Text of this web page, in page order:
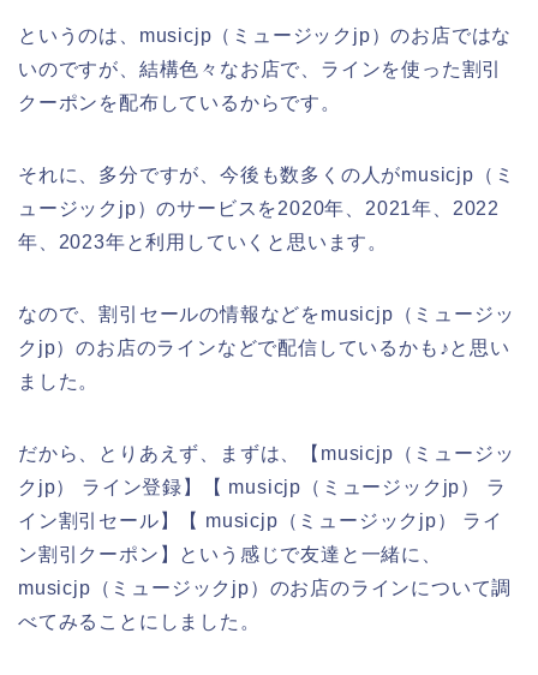
というのは、musicjp（ミュージックjp）のお店ではな
いのですが、結構色々なお店で、ラインを使った割引
クーポンを配布しているからです。
それに、多分ですが、今後も数多くの人がmusicjp（ミ
ュージックjp）のサービスを2020年、2021年、2022
年、2023年と利用していくと思います。
なので、割引セールの情報などをmusicjp（ミュージッ
クjp）のお店のラインなどで配信しているかも♪と思い
ました。
だから、とりあえず、まずは、【musicjp（ミュージッ
クjp） ライン登録】【 musicjp（ミュージックjp） ラ
イン割引セール】【 musicjp（ミュージックjp） ライ
ン割引クーポン】という感じで友達と一緒に、
musicjp（ミュージックjp）のお店のラインについて調
べてみることにしました。